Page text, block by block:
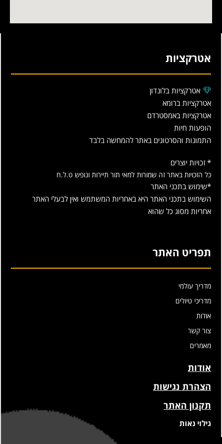
אטרקציות
אטרקציות בלונדון
אטרקציות ברומא
אטרקציות באמסטרדם
הופעות חיות
התמונות והסרטונים באתר להמחשה בלבד
* זכויות יוצרים
כל הזכויות באתר זה שמורות למאי תור תיירות ונופש ט.ל.ח
*שימוש בתכני האתר
השימוש בתכני האתר היא באחריות המשתמש ואין לבעלי האתר
אחריות מסוג כל שהוא
תפריט האתר
מדריך עולמי
מדריכי טיולים
אודות
צור קשר
מאמרים
אודות
הצהרת נגישות
תקנון האתר
גילוי נאות